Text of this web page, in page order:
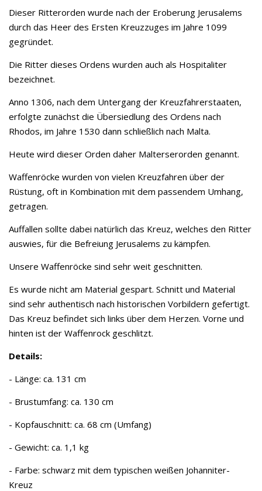
Dieser Ritterorden wurde nach der Eroberung Jerusalems
durch das Heer des Ersten Kreuzzuges im Jahre 1099
gegründet.
Die Ritter dieses Ordens wurden auch als Hospitaliter
bezeichnet.
Anno 1306, nach dem Untergang der Kreuzfahrerstaaten,
erfolgte zunächst die Übersiedlung des Ordens nach
Rhodos, im Jahre 1530 dann schließlich nach Malta.
Heute wird dieser Orden daher Malterserorden genannt.
Waffenröcke wurden von vielen Kreuzfahren über der
Rüstung, oft in Kombination mit dem passendem Umhang,
getragen.
Auffallen sollte dabei natürlich das Kreuz, welches den Ritter
auswies, für die Befreiung Jerusalems zu kämpfen.
Unsere Waffenröcke sind sehr weit geschnitten.
Es wurde nicht am Material gespart. Schnitt und Material
sind sehr authentisch nach historischen Vorbildern gefertigt.
Das Kreuz befindet sich links über dem Herzen. Vorne und
hinten ist der Waffenrock geschlitzt.
Details:
- Länge: ca. 131 cm
- Brustumfang: ca. 130 cm
- Kopfauschnitt: ca. 68 cm (Umfang)
- Gewicht: ca. 1,1 kg
- Farbe: schwarz mit dem typischen weißen Johanniter-
Kreuz